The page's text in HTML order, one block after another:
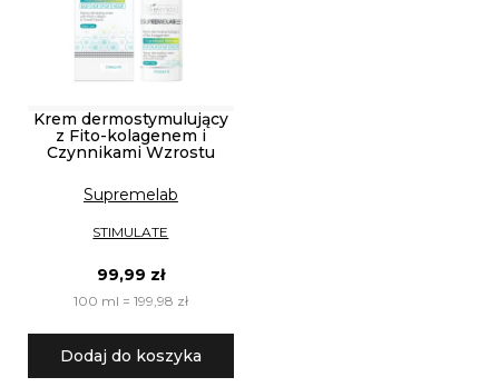
Krem dermostymulujący
z Fito-kolagenem i
Czynnikami Wzrostu
Supremelab
STIMULATE
99,99 zł
100 ml = 199,98 zł
Dodaj do koszyka